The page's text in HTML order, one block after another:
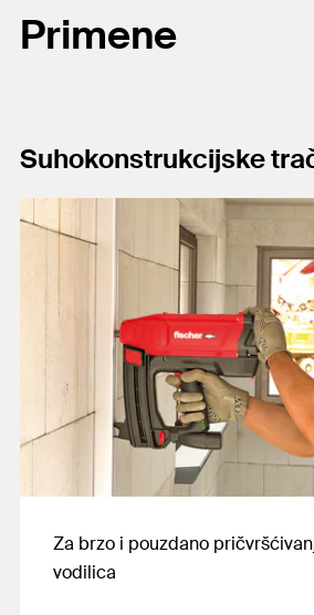
Primene
Suhokonstrukcijske
Za brzo i pouzdano
vodilica